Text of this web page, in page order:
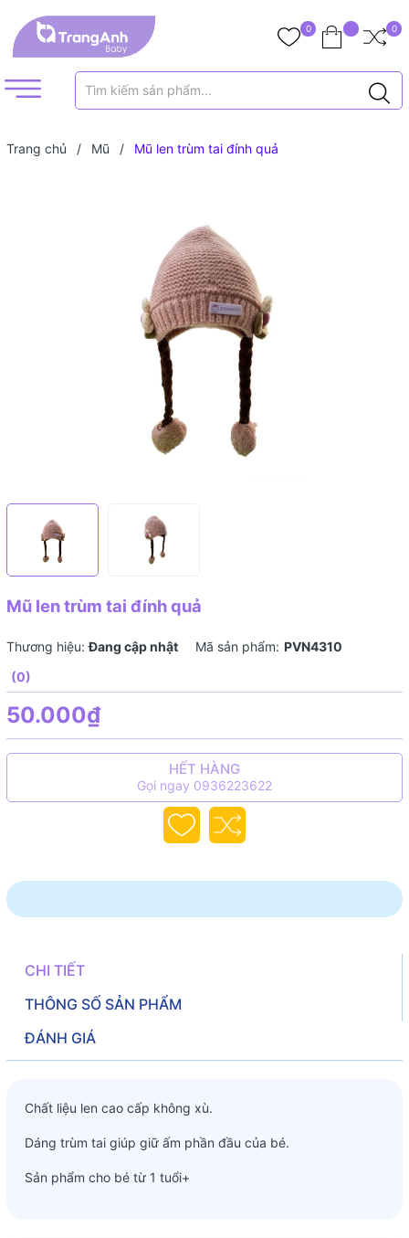
0 0
Trang chủ / Mũ / Mũ len trùm tai đính quả
Mũ len trùm tai đính quả
Thương hiệu:Đang cập nhật Mã sản phẩm: PVN4310
(0)
50.000₫
HẾT HÀNG
Gọi ngay 0936223622
CHI TIẾT
THÔNG SỐ SẢN PHẨM
ĐÁNH GIÁ
Chất liệu len cao cấp không xù.
Dáng trùm tai giúp giữ ấm phần đầu của bé.
Sản phẩm cho bé từ 1 tuổi+